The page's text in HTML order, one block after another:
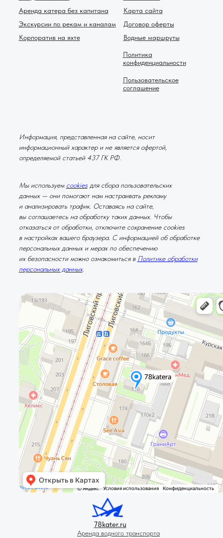
Аренда катера без капитана
Экскурсии по рекам и каналам
Корпоратив на яхте
78kater.ru
Аренда водного транспорта
Пользовательское
соглашение
Политика
конфиденциальности
Договор оферты
Водные маршруты
Карта сайта
Мы используем cookiesдля сбора пользовательских
данных — они помогают нам настраивать рекламу
и анализировать трафик. Оставаясь на сайте,
вы соглашаетесь на обработку таких данных. Чтобы
отказаться от обработки, отключите сохранение cookies
в настройках вашего браузера. С информацией об обработке
персональных данных и мерах по обеспечению
их безопасности можно ознакомиться в Политике обработки
персональных данных.
Информация, представленная на сайте, носит
информационный характер и не является офертой,
определяемой статьей 437 ГК РФ.